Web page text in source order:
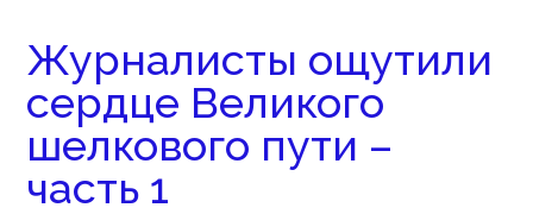
Журналисты ощутили
сердце Великого
шелкового пути –
часть 1